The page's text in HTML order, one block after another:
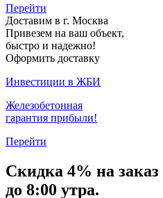
Перейти
Доставим в г. Москва
Привезем на ваш объект,
быстро и надежно!
Оформить доставку
Инвестиции в ЖБИ
Железобетонная
гарантия прибыли!
Перейти
Скидка 4% на заказ
до 8:00 утра.